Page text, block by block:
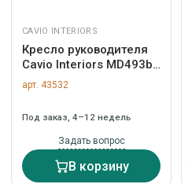
CAVIO INTERIORS
Кресло руководителя
Cavio Interiors MD493ba
P707
арт. 43532
Под заказ, 4–12 недель
Задать вопрос
В корзину